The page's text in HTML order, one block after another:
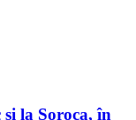
la Soroca, în